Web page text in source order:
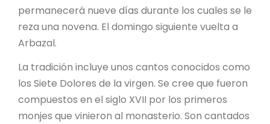
permanecerá nueve días durante los cuales se le
reza una novena. El domingo siguiente vuelta a
Arbazal.
La tradición incluye unos cantos conocidos como
los Siete Dolores de la virgen. Se cree que fueron
compuestos en el siglo XVII por los primeros
monjes que vinieron al monasterio. Son cantados